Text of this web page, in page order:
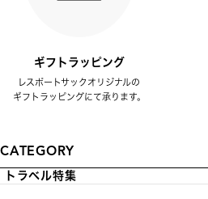
ギフトラッピング
レスポートサックオリジナルの
ギフトラッピングにて承ります。
CATEGORY
トラベル特集